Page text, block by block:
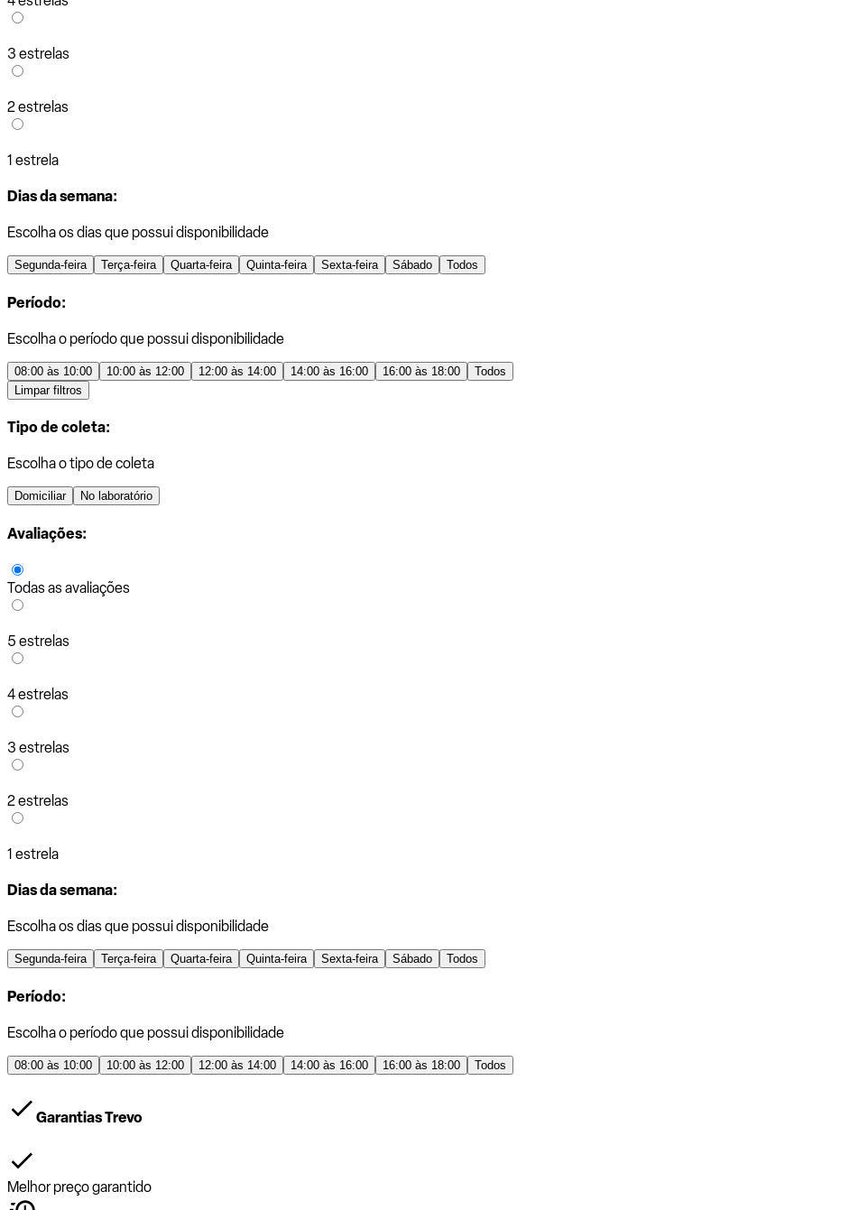
3 estrelas
2 estrelas
1 estrela
Dias da semana:
Escolha os dias que possui disponibilidade
Segunda-feira Terça-feira Quarta-feira Quinta-feira Sexta-feira Sábado Todos
Período:
Escolha o período que possui disponibilidade
08:00 às 10:00 10:00 às 12:00 12:00 às 14:00 14:00 às 16:00 16:00 às 18:00
Todos
Limpar filtros
Tipo de coleta:
Escolha o tipo de coleta
Domiciliar No laboratório
Avaliações:
Todas as avaliações
5 estrelas
4 estrelas
3 estrelas
2 estrelas
1 estrela
Dias da semana:
Escolha os dias que possui disponibilidade
Segunda-feira Terça-feira Quarta-feira Quinta-feira Sexta-feira Sábado Todos
Período:
Escolha o período que possui disponibilidade
08:00 às 10:00 10:00 às 12:00 12:00 às 14:00 14:00 às 16:00 16:00 às 18:00 Todos
Garantias Trevo
Melhor preço garantido